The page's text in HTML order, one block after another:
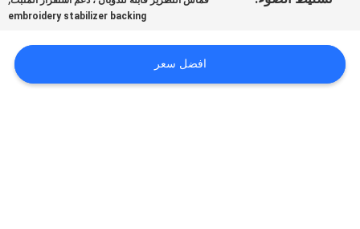
خريطة
embroidery stabilizer backing
افضل سعر